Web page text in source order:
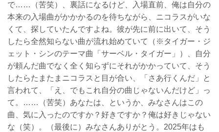
で……（苦笑）、裏話になるけど、入場直前、俺は自分の
本来の入場曲がかかかるのを待ちながら、ニコラスがいな
くて、探していたんですよね。彼が先に前に出いて、そう
したら全然知らない曲が流れ始めていて（※タイガー・ジ
ェット・シンのテーマ曲「サーベル・タイガー」）、自分
が頼んだ曲でなく全く知らずにそれがかかっていて、そう
したらたまたまニコラスと目が合い、「さあ行くんだ」と
言われて、「え、でもこれ自分の曲じゃないんだけど」っ
て。……（苦笑）あなたは、というか、みなさんはこの
曲、気に入ったのですか？好きですか？俺は好きじゃない
な（笑）。（最後に）みなさんありがとう。2025年はも